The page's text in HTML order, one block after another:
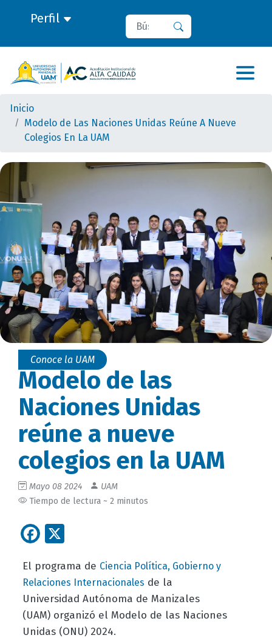
Perfil Buscar
Inicio
Modelo de Las Naciones Unidas Reúne A Nueve
Colegios En La UAM
Conoce la UAM
Modelo de las
Naciones Unidas
reúne a nueve
colegios en la UAM
Mayo 08 2024
UAM
Tiempo de lectura ~ 2 minutos
Facebook
El programa de Ciencia Política, Gobierno y
Relaciones Internacionales de la
Universidad Autónoma de Manizales
(UAM) organizó el Modelo de las Naciones
Unidas (ONU) 2024.